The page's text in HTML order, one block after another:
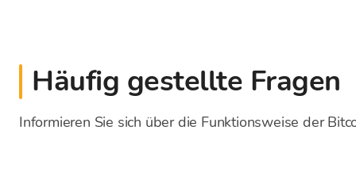
Häufig gestellte Fragen
Informieren Sie sich über die Funktionsweise der